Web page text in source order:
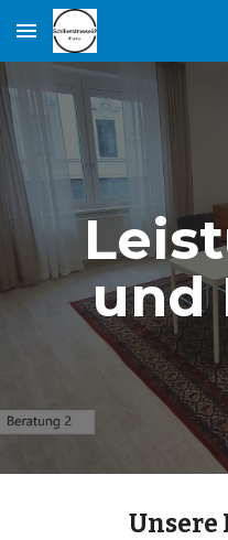
Skip to main content
und
Unsere